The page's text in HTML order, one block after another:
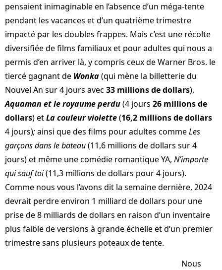
pensaient inimaginable en l’absence d’un méga-tente
pendant les vacances et d’un quatrième trimestre
impacté par les doubles frappes. Mais c’est une récolte
diversifiée de films familiaux et pour adultes qui nous a
permis d’en arriver là, y compris ceux de Warner Bros. le
tiercé gagnant de Wonka(qui mène la billetterie du
Nouvel An sur 4 jours avec 33 millions de dollars),
Aquaman et le royaume perdu(4 jours 26 millions de
dollars) etLa couleur violette(16,2 millions de dollars
4 jours);ainsi que des films pour adultes commeLes
garçons dans le bateau(11,6 millions de dollars sur 4
jours) et même une comédie romantique YA, N’importe
qui sauf toi(11,3 millions de dollars pour 4 jours).
Comme nous vous l’avons dit la semaine dernière, 2024
devrait perdre environ 1 milliard de dollars pour une
prise de 8 milliards de dollars en raison d’un inventaire
plus faible de versions à grande échelle et d’un premier
trimestre sans plusieurs poteaux de tente.
Nous